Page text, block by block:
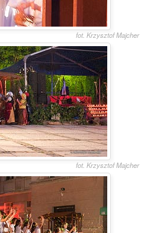
fot. Krzysztof Majcher
fot. Krzysztof Majcher